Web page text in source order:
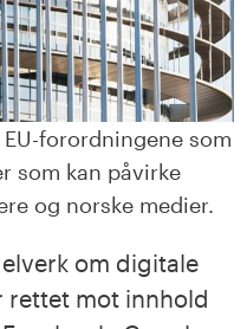
forordningene som
som kan påvirke
og norske medier.
om digitale
rettet mot innhold